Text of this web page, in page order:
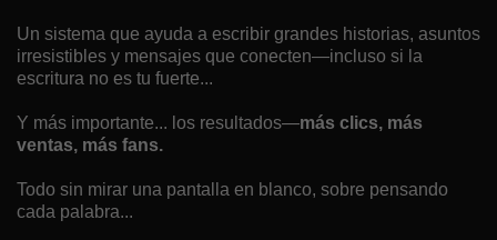
Un sistema que ayuda a escribir grandes historias, asuntos
irresistibles y mensajes que conecten—incluso si la
escritura no es tu fuerte...
Y más importante... los resultados—más clics, más
ventas, más fans.
Todo sin mirar una pantalla en blanco, sobre pensando
cada palabra...